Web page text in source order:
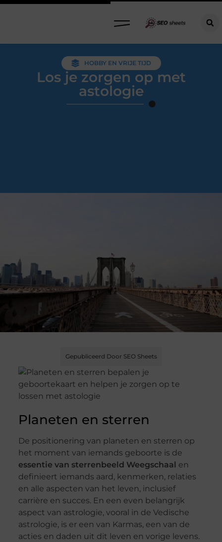
HOBBY EN VRIJE TIJD
Los je zorgen op met
astologie
Gepubliceerd Door SEO Sheets
Planeten en sterren
De positionering van planeten en sterren op
het moment van iemands geboorte is de
essentie van sterrenbeeld Weegschaal en
definieert iemands aard, kenmerken, relaties
en alle aspecten van het leven, inclusief
carrière en succes. En een even belangrijk
aspect van astrologie, vooral in de Vedische
astrologie, is er een van Karmas, een van de
acties en daden uit dit leven en vorige levens.